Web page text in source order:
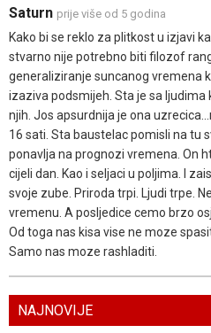
Saturn prije više od 5 godina
Kako bi se reklo za plitkost u izjavi
stvarno nije potrebno biti filozof
generaliziranje suncanog vremena
izaziva podsmijeh. Sta je sa ljudima
njih. Jos apsurdnija je ona
16 sati. Sta baustelac pomisli na tu
ponavlja na prognozi vremena. On
cijeli dan. Kao i seljaci u poljima. I
svoje zube. Priroda trpi. Ljudi trpe.
vremenu. A posljedice cemo brzo
Od toga nas kisa vise ne moze
Samo nas moze rashladiti.
NAJNOVIJE